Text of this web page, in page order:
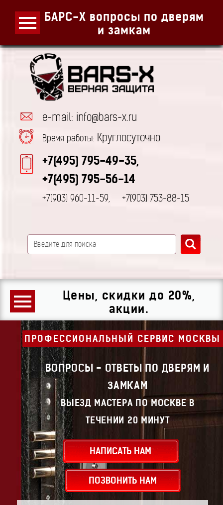
БАРС-Х вопросы по дверям
и замкам
e-mail: info@bars-x.ru
Время работы: Круглосуточно
+7(495) 795-49-35,
+7(495) 795-56-14
+7(903) 960-11-59, +7(903) 753-88-15
Цены, скидки до 20%,
акции.
ПРОФЕССИОНАЛЬНЫЙ СЕРВИС МОСКВЫ
ВОПРОСЫ - ОТВЕТЫ ПО ДВЕРЯМ И
ЗАМКАМ
ВЫЕЗД МАСТЕРА ПО МОСКВЕ В
ТЕЧЕНИИ 20 МИНУТ
НАПИСАТЬ НАМ
ПОЗВОНИТЬ НАМ